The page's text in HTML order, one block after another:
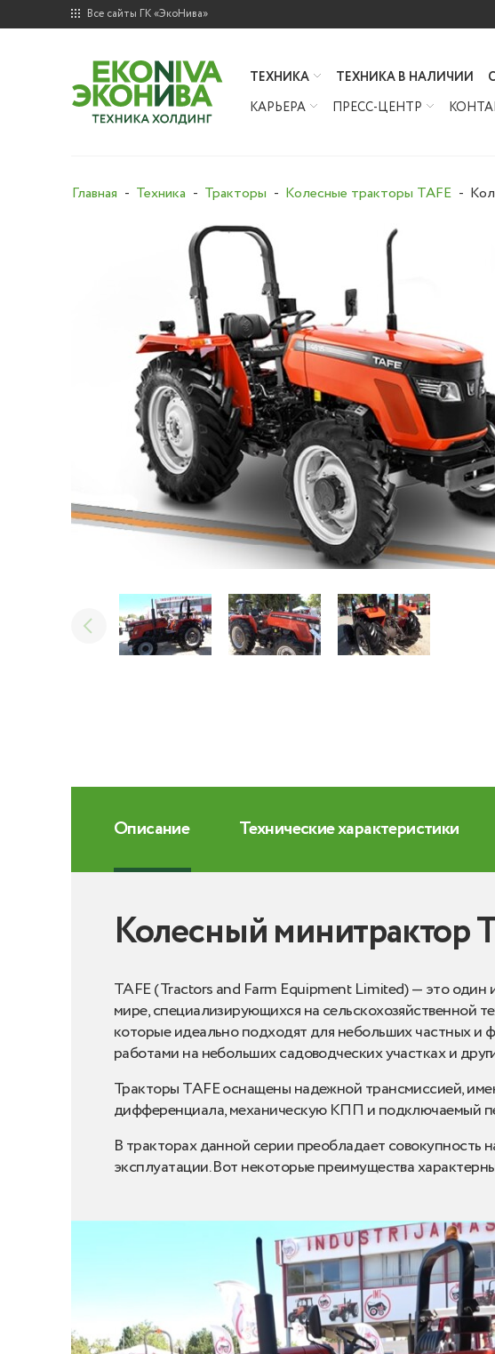
Все сайты ГК «ЭкоНива»
ТЕХНИКА ТЕХНИКА В НАЛИЧИИ
КАРЬЕРА
ПРЕСС-ЦЕНТР
Главная Техника Тракторы Колесные тракторы TAFE
Описание Технические характеристики
Колесный минитрактор
TAFE (Tractors and Farm Equipment Limited) — это
мире, специализирующихся на сельскохозяйственной
которые идеально подходят для небольших частных и
работами на небольших садоводческих участках и
Тракторы TAFE оснащены надежной трансмиссией,
дифференциала, механическую КПП и подключаемый
В тракторах данной серии преобладает
эксплуатации. Вот некоторые преимущества